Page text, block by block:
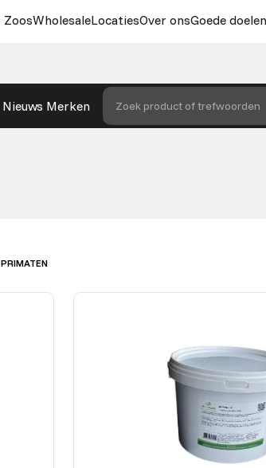
ZoosWholesaleLocatiesOver onsGoede doelen
Nieuws Merken Zoek product of trefwoorden
PRIMATEN